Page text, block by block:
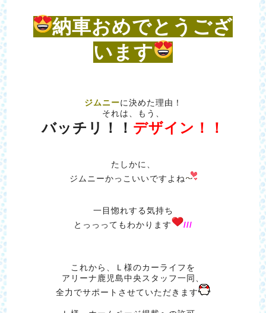
納車おめでとうござ
います
ジムニーに決めた理由！
それは、もう、
バッチリ！！ デザイン！！
たしかに、
ジムニーかっこいいですよね
一目惚れする気持ち
とっっってもわかります
///
これから、Ｌ様のカーライフを
アリーナ鹿児島中央スタッフ一同、
全力でサポートさせていただきます